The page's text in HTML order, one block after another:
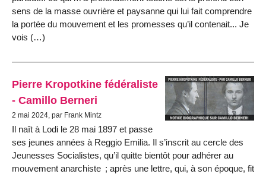
sens de la masse ouvrière et paysanne qui lui fait comprendre
la portée du mouvement et les promesses qu’il contenait... Je
vois (…)
Pierre Kropotkine fédéraliste
- Camillo Berneri
2 mai 2024, par Frank Mintz
Il naît à Lodi le 28 mai 1897 et passe
ses jeunes années à Reggio Emilia. Il s’inscrit au cercle des
Jeunesses Socialistes, qu’il quitte bientôt pour adhérer au
mouvement anarchiste ; après une lettre, qui, à son époque, fit